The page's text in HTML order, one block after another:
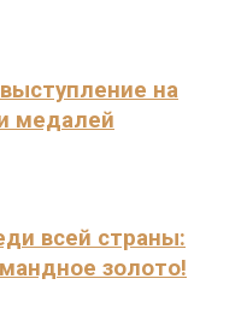
на
медалей
всей страны:
золото!